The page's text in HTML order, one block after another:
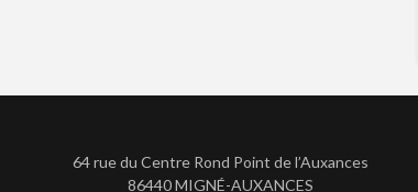
64 rue du Centre Rond Point de l’Auxances
86440 MIGNÉ-AUXANCES